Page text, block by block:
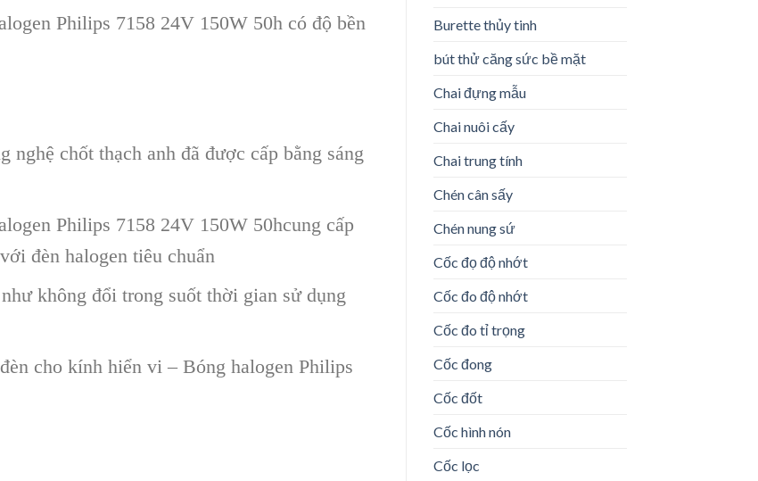
Burette thủy tinh
bút thử căng sức bề mặt
Chai đựng mẫu
Chai nuôi cấy
Chai trung tính
Chén cân sấy
Chén nung sứ
Cốc đọ độ nhớt
Cốc đo độ nhớt
Cốc đo tỉ trọng
Cốc đong
Cốc đốt
Cốc hình nón
Cốc lọc
Philips 7158 24V 150W 50h có độ bền
chốt thạch anh đã được cấp bằng sáng
Philips 7158 24V 150W 50hcung cấp
đèn halogen tiêu chuẩn
không đổi trong suốt thời gian sử dụng
cho kính hiển vi – Bóng halogen Philips